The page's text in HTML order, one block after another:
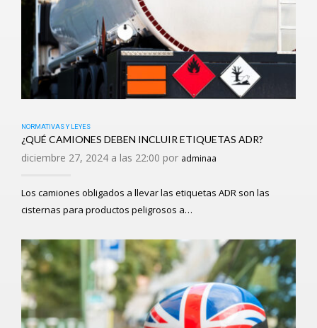
NORMATIVAS Y LEYES
¿QUÉ CAMIONES DEBEN INCLUIR ETIQUETAS ADR?
diciembre 27, 2024 a las 22:00 por adminaa
Los camiones obligados a llevar las etiquetas ADR son las
cisternas para productos peligrosos a…